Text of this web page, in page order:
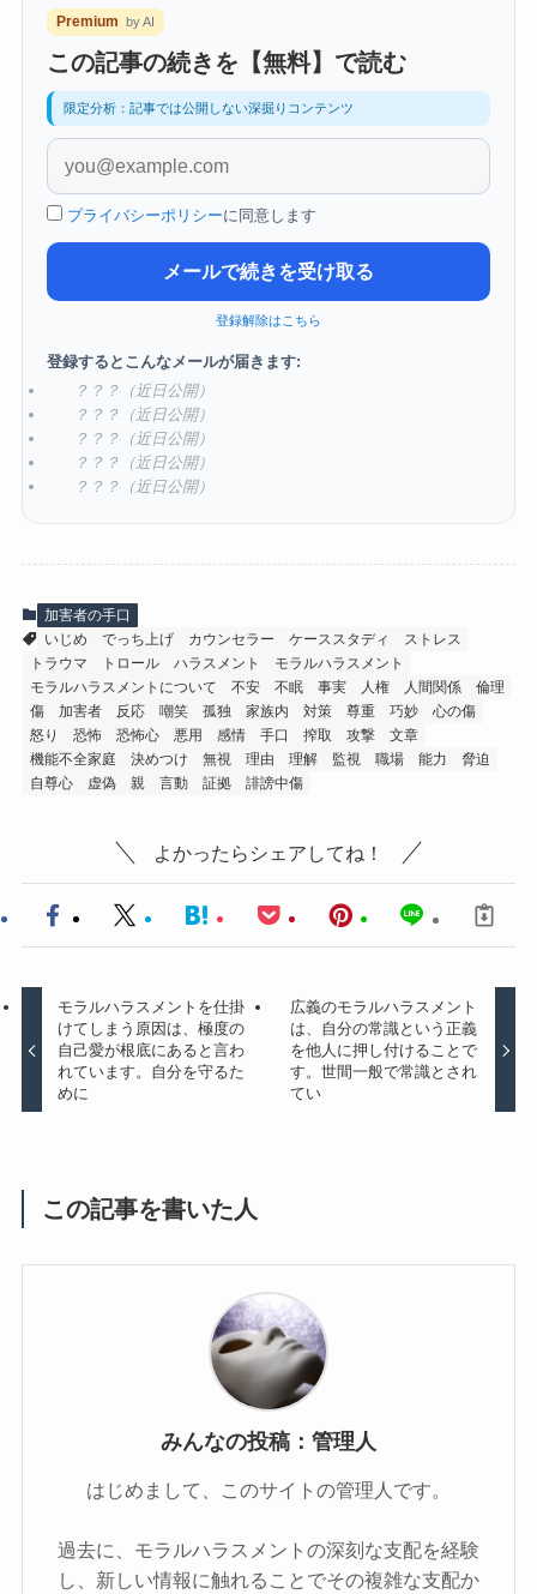
Premium by AI
この記事の続きを【無料】で読む
限定分析：記事では公開しない深掘りコンテンツ
プライバシーポリシーに同意します
メールで続きを受け取る
登録解除はこちら
登録するとこんなメールが届きます:
？？？（近日公開）
？？？（近日公開）
？？？（近日公開）
？？？（近日公開）
？？？（近日公開）
加害者の手口
いじめ
でっち上げ カウンセラー ケーススタディ
ストレス
トラウマ
トロール ハラスメント
モラルハラスメント
モラルハラスメントについて
不安 不眠 事実 人権 人間関係
倫理
傷
加害者 反応 嘲笑 孤独 家族内 対策 尊重 巧妙
心の傷
怒り
恐怖 恐怖心 悪用 感情 手口 搾取 攻撃
文章
機能不全家庭
決めつけ 無視 理由 理解 監視 職場 能力
脅迫
自尊心
虚偽 親 言動 証拠 誹謗中傷
よかったらシェアしてね！
モラルハラスメントを仕掛
けてしまう原因は、極度の
自己愛が根底にあると言わ
れています。自分を守るた
めに
広義のモラルハラスメント
は、自分の常識という正義
を他人に押し付けることで
す。世間一般で常識とされ
てい
この記事を書いた人
みんなの投稿：管理人
はじめまして、このサイトの管理人です。
過去に、モラルハラスメントの深刻な支配を経験
し、新しい情報に触れることでその複雑な支配か